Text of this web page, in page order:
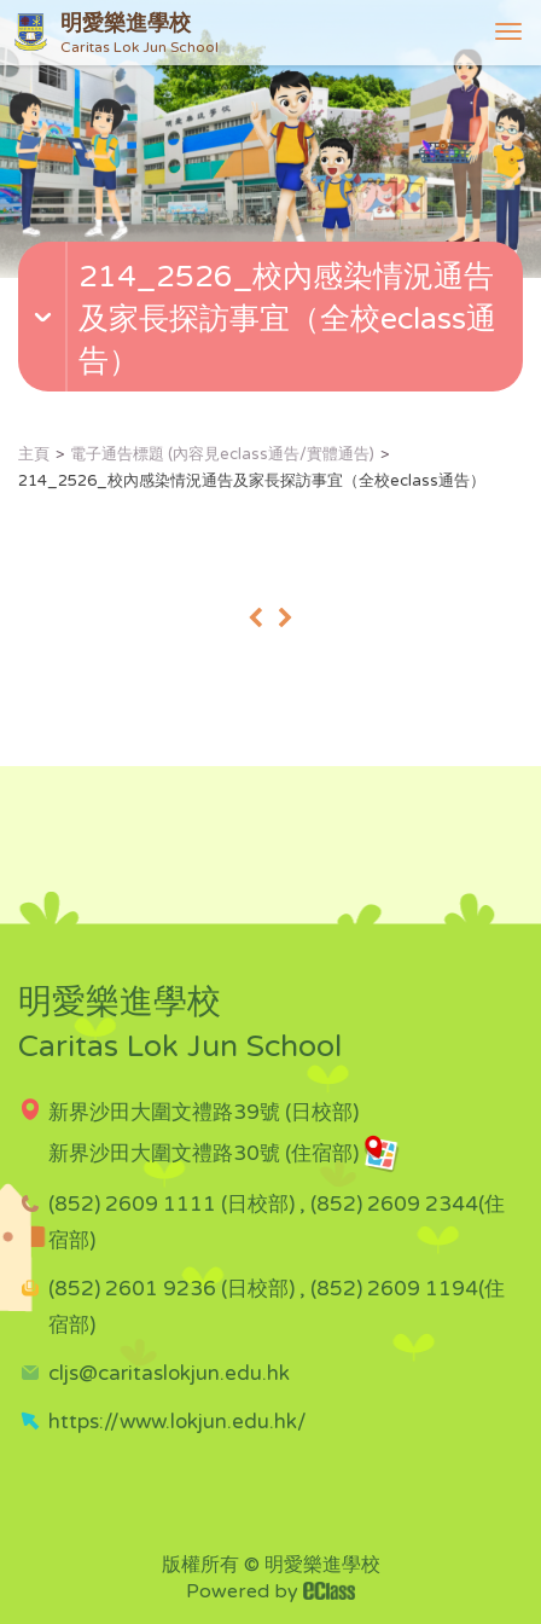
明愛樂進學校
Caritas Lok Jun School
T
o
g
g
l
e
n
v
i
214_2526_校內感染情況通告
及家長探訪事宜（全校eclass通
告）
主頁
電子通告標題 (內容見eclass通告/實體通告)
214_2526_校內感染情況通告及家長探訪事宜（全校eclass通告）
« »
明愛樂進學校
Caritas Lok Jun School
新界沙田大圍文禮路39號 (日校部)
新界沙田大圍文禮路30號 (住宿部)
(852) 2609 1111 (日校部) , (852) 2609 2344(住
宿部)
(852) 2601 9236 (日校部) , (852) 2609 1194(住
宿部)
cljs@caritaslokjun.edu.hk
https://www.lokjun.edu.hk/
版權所有 © 明愛樂進學校
Powered by